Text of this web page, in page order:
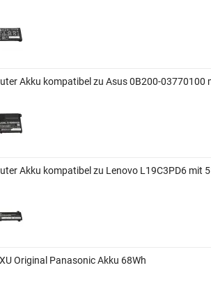
Akku kompatibel zu Asus 0B200-03770100
Akku kompatibel zu Lenovo L19C3PD6 mit
Original Panasonic Akku 68Wh